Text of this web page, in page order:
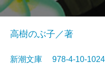
高樹のぶ子／著
新潮文庫 978-4-10-